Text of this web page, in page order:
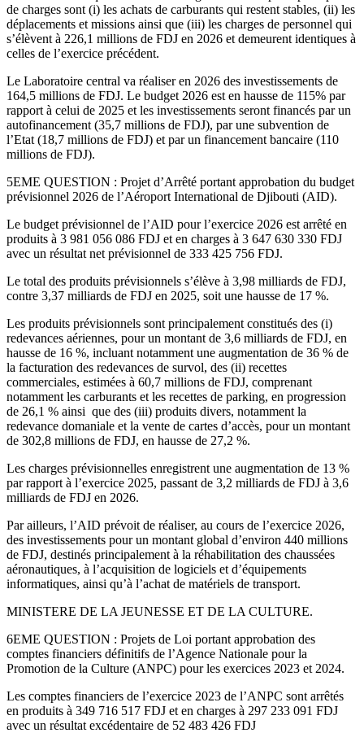
de charges sont (i) les achats de carburants qui restent stables, (ii) les
déplacements et missions ainsi que (iii) les charges de personnel qui
s’élèvent à 226,1 millions de FDJ en 2026 et demeurent identiques à
celles de l’exercice précédent.
Le Laboratoire central va réaliser en 2026 des investissements de
164,5 millions de FDJ. Le budget 2026 est en hausse de 115% par
rapport à celui de 2025 et les investissements seront financés par un
autofinancement (35,7 millions de FDJ), par une subvention de
l’Etat (18,7 millions de FDJ) et par un financement bancaire (110
millions de FDJ).
5EME QUESTION : Projet d’Arrêté portant approbation du budget
prévisionnel 2026 de l’Aéroport International de Djibouti (AID).
Le budget prévisionnel de l’AID pour l’exercice 2026 est arrêté en
produits à 3 981 056 086 FDJ et en charges à 3 647 630 330 FDJ
avec un résultat net prévisionnel de 333 425 756 FDJ.
Le total des produits prévisionnels s’élève à 3,98 milliards de FDJ,
contre 3,37 milliards de FDJ en 2025, soit une hausse de 17 %.
Les produits prévisionnels sont principalement constitués des (i)
redevances aériennes, pour un montant de 3,6 milliards de FDJ, en
hausse de 16 %, incluant notamment une augmentation de 36 % de
la facturation des redevances de survol, des (ii) recettes
commerciales, estimées à 60,7 millions de FDJ, comprenant
notamment les carburants et les recettes de parking, en progression
de 26,1 % ainsi que des (iii) produits divers, notamment la
redevance domaniale et la vente de cartes d’accès, pour un montant
de 302,8 millions de FDJ, en hausse de 27,2 %.
Les charges prévisionnelles enregistrent une augmentation de 13 %
par rapport à l’exercice 2025, passant de 3,2 milliards de FDJ à 3,6
milliards de FDJ en 2026.
Par ailleurs, l’AID prévoit de réaliser, au cours de l’exercice 2026,
des investissements pour un montant global d’environ 440 millions
de FDJ, destinés principalement à la réhabilitation des chaussées
aéronautiques, à l’acquisition de logiciels et d’équipements
informatiques, ainsi qu’à l’achat de matériels de transport.
MINISTERE DE LA JEUNESSE ET DE LA CULTURE.
6EME QUESTION : Projets de Loi portant approbation des
comptes financiers définitifs de l’Agence Nationale pour la
Promotion de la Culture (ANPC) pour les exercices 2023 et 2024.
Les comptes financiers de l’exercice 2023 de l’ANPC sont arrêtés
en produits à 349 716 517 FDJ et en charges à 297 233 091 FDJ
avec un résultat excédentaire de 52 483 426 FDJ